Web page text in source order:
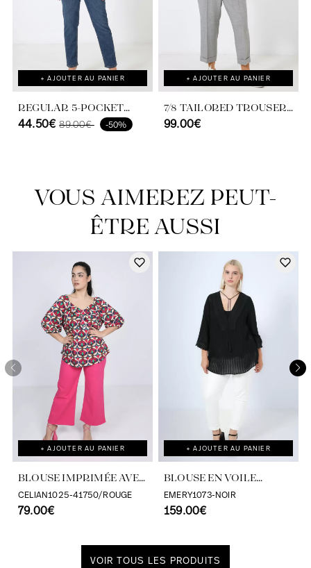
Découvrir notre univers
+ AJOUTER AU PANIER
REGULAR 5-POCKET
STONE JEANS
44.50€ 89.00€ -50%
+ AJOUTER AU PANIER
7/8 TAILORED TROUSERS
IN PLAIN WITH TURN-
99.00€
VOUS AIMEREZ PEUT-
ÊTRE AUSSI
+ AJOUTER AU PANIER
BLOUSE IMPRIMÉE AVEC
VOLANTS EN CASCADE
CELIAN1025-41750/ROUGE
79.00€
+ AJOUTER AU PANIER
BLOUSE EN VOILE
GAUFRÉ EFFET RAYURE
TON/TON
EMERY1073-NOIR
159.00€
VOIR TOUS LES PRODUITS